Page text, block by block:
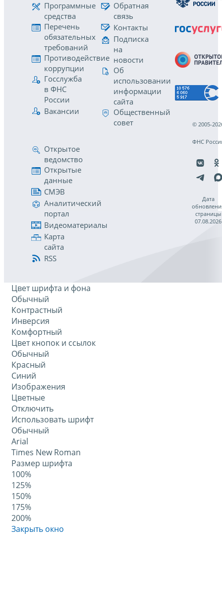
Программные
средства
Перечень
обязательных
требований
Противодействие
коррупции
Госслужба
в ФНС
России
Вакансии
Обратная
связь
Контакты
Подписка
на
новости
Об
использовании
информации
сайта
Общественный
совет
Открытое
ведомство
Открытые
данные
СМЭВ
Аналитический
портал
Видеоматериалы
Карта
сайта
RSS
© 2005-
ФНС
Дата
страницы
07.08.2026
Цвет шрифта и фона
Обычный
Контрастный
Инверсия
Комфортный
Цвет кнопок и ссылок
Обычный
Красный
Синий
Изображения
Цветные
Отключить
Использовать шрифт
Обычный
Arial
Times New Roman
Размер шрифта
100%
125%
150%
175%
200%
Закрыть окно